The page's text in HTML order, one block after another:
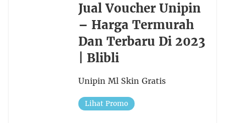
Jual Voucher Unipin
– Harga Termurah
Dan Terbaru Di 2023
| Blibli
Unipin Ml Skin Gratis
Lihat Promo